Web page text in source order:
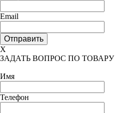
Email
X
ЗАДАТЬ ВОПРОС ПО ТОВАРУ
Имя
Телефон